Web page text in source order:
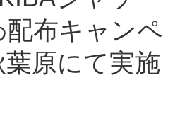
配布キャンペ
原にて実施